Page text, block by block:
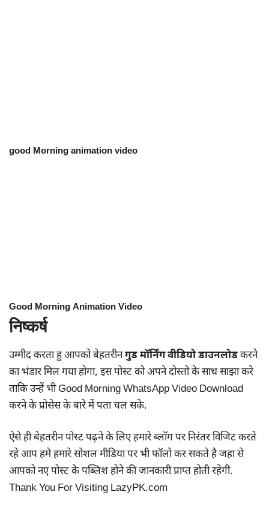
good Morning animation video
Good Morning Animation Video
निष्कर्ष
उम्मीद करता हु आपको बेहतरीनगुड मॉर्निंग वीडियो डाउनलोडकरने
का भंडार मिल गया होगा, इस पोस्ट को अपने दोस्तो के साथ साझा करे
ताकि उन्हें भी Good Morning WhatsApp Video Download
करने के प्रोसेस के बारे में पता चल सके.
ऐसे ही बेहतरीन पोस्ट पढ़ने के लिए हमारे ब्लॉग पर निरंतर विजिट करते
रहे आप हमे हमारे सोशल मीडिया पर भी फॉलो कर सकते है जहा से
आपको नए पोस्ट के पब्लिश होने की जानकारी प्राप्त होती रहेगी.
Thank You For Visiting LazyPK.com